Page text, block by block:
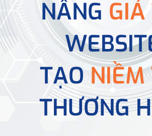
NÂNG GIÁ
TẠONIỀM
THƯƠNG